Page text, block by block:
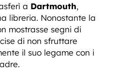
a Dartmouth,
libreria. Nonostante la
mostrasse segni di
di non sfruttare
il suo legame con i